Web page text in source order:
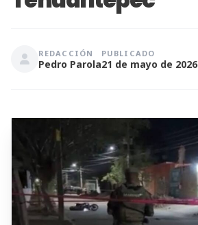
REDACCIÓN
Pedro Parola
PUBLICADO
21 de mayo de 2026